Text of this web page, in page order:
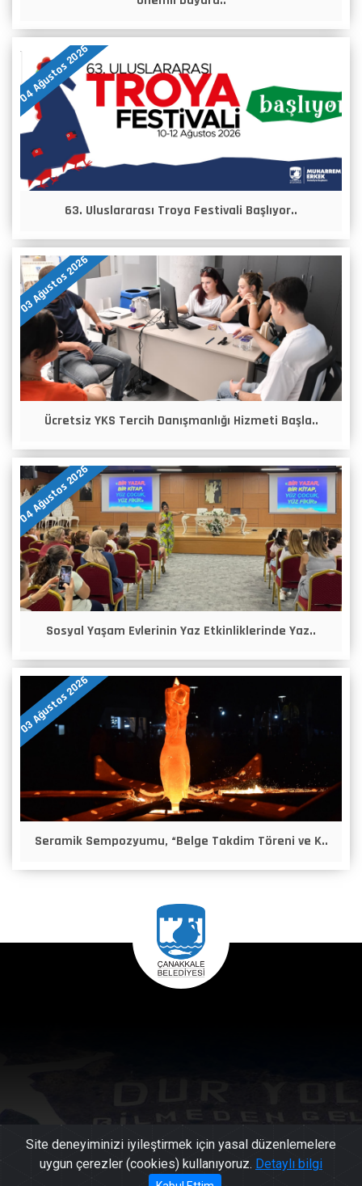
04 Ağustos 2026
63. Uluslararası Troya Festivali Başlıyor..
03 Ağustos 2026
Ücretsiz YKS Tercih Danışmanlığı Hizmeti Başla..
04 Ağustos 2026
Sosyal Yaşam Evlerinin Yaz Etkinliklerinde Yaz..
03 Ağustos 2026
Seramik Sempozyumu, “Belge Takdim Töreni ve K..
Site deneyiminizi iyileştirmek için yasal düzenlemelere
uygun çerezler (cookies) kullanıyoruz. Detaylı bilgi